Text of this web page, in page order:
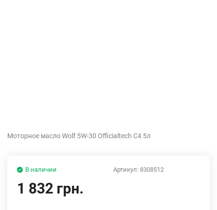
Моторное масло Wolf 5W-30 Officialtech C4 5л
Артикул: 8308512
В наличии
1 832 грн.